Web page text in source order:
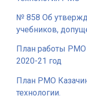
№ 858 Об
учебников,
План работы РМО
2020-21 год
План РМО
технологии.